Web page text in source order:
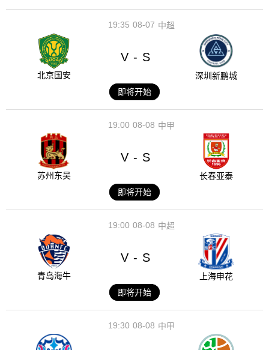
08-07
19:35 中超
北京国安
V - S
深圳新鹏城
即将开始
08-08
19:00 中甲
苏州东吴
V - S
长春亚泰
即将开始
08-08
19:00 中超
青岛海牛
V - S
上海申花
即将开始
08-08
19:30 中甲